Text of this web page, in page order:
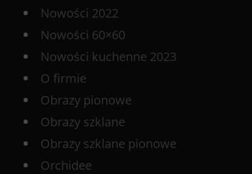
Nowości 2022
Nowości 60×60
Nowości kuchenne 2023
O firmie
Obrazy pionowe
Obrazy szklane
Obrazy szklane pionowe
Orchidee